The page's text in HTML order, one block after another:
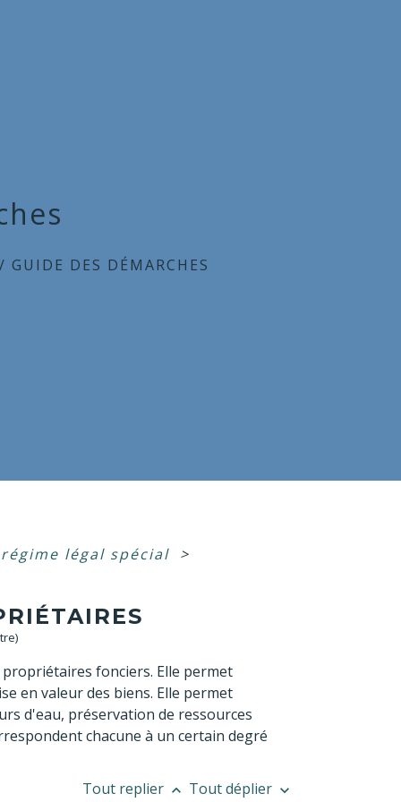
GUIDE DES DÉMARCHES
légal spécial >
fonciers. Elle permet
en valeur des biens. Elle permet
d'eau, préservation de ressources
chacune à un certain degré
Tout replier keyboard_arrow_up Tout déplier keyboard_arrow_down